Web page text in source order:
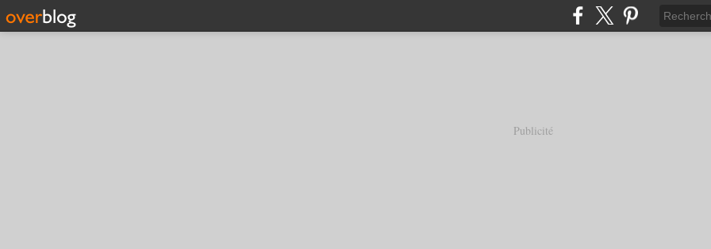
Publicité